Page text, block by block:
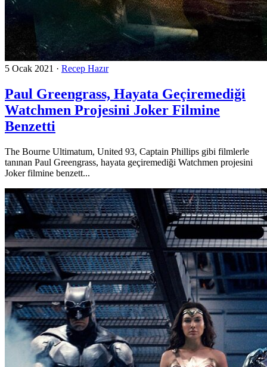
5 Ocak 2021 · Recep Hazır
Paul Greengrass, Hayata Geçiremediği
Watchmen Projesini Joker Filmine
Benzetti
The Bourne Ultimatum, United 93, Captain Phillips gibi filmlerle
tanınan Paul Greengrass, hayata geçiremediği Watchmen projesini
Joker filmine benzett...